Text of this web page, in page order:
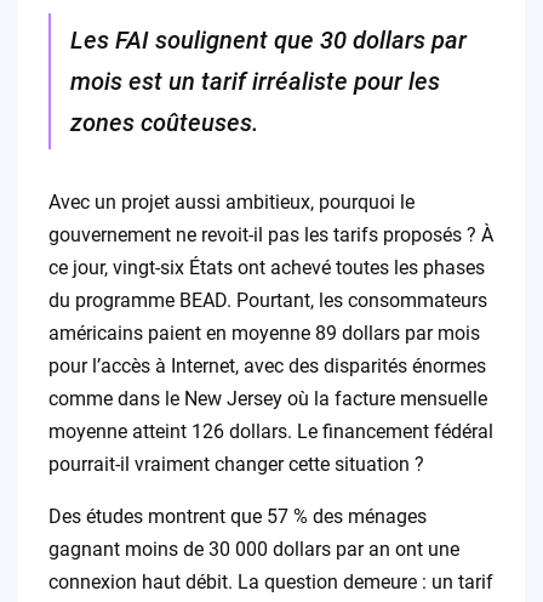
Les FAI soulignent que 30 dollars par
mois est un tarif irréaliste pour les
zones coûteuses.
Avec un projet aussi ambitieux, pourquoi le
gouvernement ne revoit-il pas les tarifs proposés ? À
ce jour, vingt-six États ont achevé toutes les phases
du programme BEAD. Pourtant, les consommateurs
américains paient en moyenne 89 dollars par mois
pour l’accès à Internet, avec des disparités énormes
comme dans le New Jersey où la facture mensuelle
moyenne atteint 126 dollars. Le financement fédéral
pourrait-il vraiment changer cette situation ?
Des études montrent que 57 % des ménages
gagnant moins de 30 000 dollars par an ont une
connexion haut débit. La question demeure : un tarif